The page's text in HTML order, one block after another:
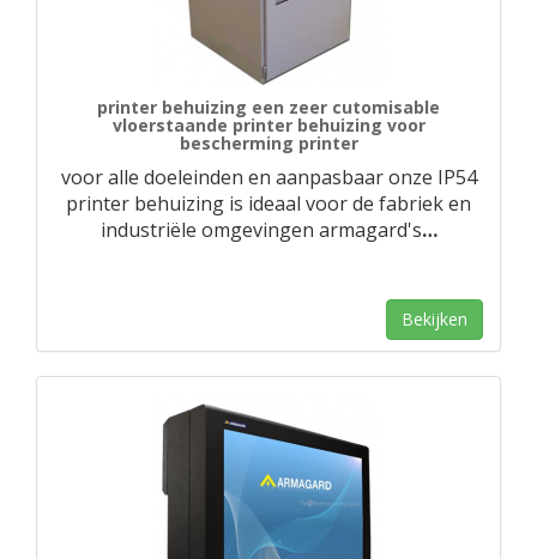
printer behuizing een zeer cutomisable
vloerstaande printer behuizing voor
bescherming printer
voor alle doeleinden en aanpasbaar onze IP54
printer behuizing is ideaal voor de fabriek en
industriële omgevingen armagard's…
Bekijken